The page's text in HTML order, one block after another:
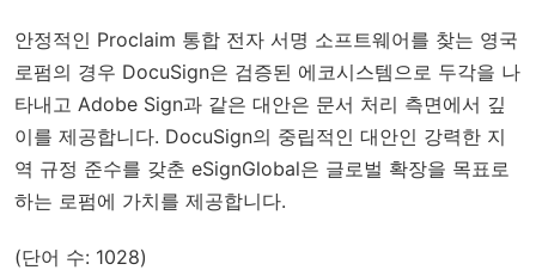
안정적인 Proclaim 통합 전자 서명 소프트웨어를 찾는 영국
로펌의 경우 DocuSign은 검증된 에코시스템으로 두각을 나
타내고 Adobe Sign과 같은 대안은 문서 처리 측면에서 깊
이를 제공합니다. DocuSign의 중립적인 대안인 강력한 지
역 규정 준수를 갖춘 eSignGlobal은 글로벌 확장을 목표로
하는 로펌에 가치를 제공합니다.
(단어 수: 1028)